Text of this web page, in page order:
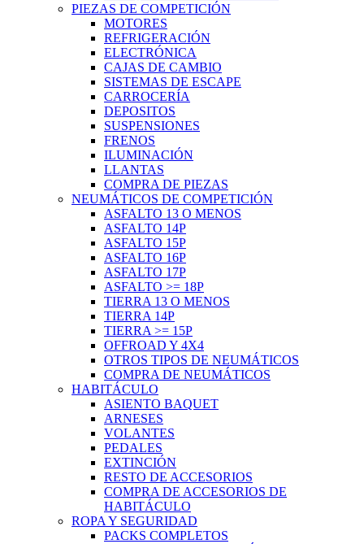
PIEZAS DE COMPETICIÓN
MOTORES
REFRIGERACIÓN
ELECTRÓNICA
CAJAS DE CAMBIO
SISTEMAS DE ESCAPE
CARROCERÍA
DEPOSITOS
SUSPENSIONES
FRENOS
ILUMINACIÓN
LLANTAS
COMPRA DE PIEZAS
NEUMÁTICOS DE COMPETICIÓN
ASFALTO 13 O MENOS
ASFALTO 14P
ASFALTO 15P
ASFALTO 16P
ASFALTO 17P
ASFALTO >= 18P
TIERRA 13 O MENOS
TIERRA 14P
TIERRA >= 15P
OFFROAD Y 4X4
OTROS TIPOS DE NEUMÁTICOS
COMPRA DE NEUMÁTICOS
HABITÁCULO
ASIENTO BAQUET
ARNESES
VOLANTES
PEDALES
EXTINCIÓN
RESTO DE ACCESORIOS
COMPRA DE ACCESORIOS DE
HABITÁCULO
ROPA Y SEGURIDAD
PACKS COMPLETOS